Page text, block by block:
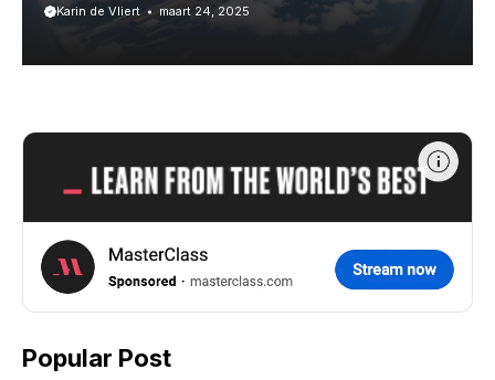
Karin de Vliert maart 24, 2025
Popular Post